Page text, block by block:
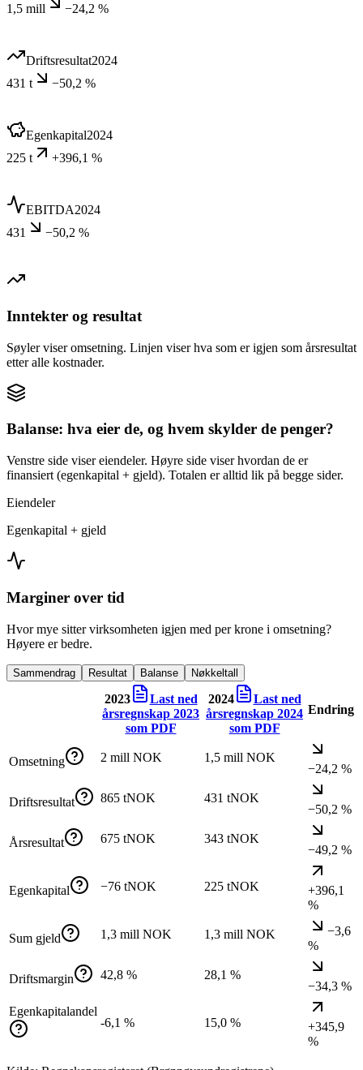
1,5 mill
−24,2 %
Driftsresultat2024
431 t
−50,2 %
Egenkapital2024
225 t
+396,1 %
EBITDA2024
431
−50,2 %
Inntekter og resultat
Søyler viser omsetning. Linjen viser hva som er igjen som årsresultat
etter alle kostnader.
Balanse: hva eier de, og hvem skylder de penger?
Venstre side viser eiendeler. Høyre side viser hvordan de er
finansiert (egenkapital + gjeld). Totalen er alltid lik på begge sider.
Eiendeler
Egenkapital + gjeld
Marginer over tid
Hvor mye sitter virksomheten igjen med per krone i omsetning?
Høyere er bedre.
Sammendrag Resultat Balanse Nøkkeltall
2023
Last ned
årsregnskap 2023
som PDF
2024
Last ned
årsregnskap 2024
som PDF
Endring
Omsetning 2 mill NOK
1,5 mill NOK
−24,2 %
Driftsresultat 865 tNOK
431 tNOK
−50,2 %
Årsresultat 675 tNOK
343 tNOK
−49,2 %
Egenkapital −76 tNOK 225 tNOK
+396,1
%
Sum gjeld 1,3 mill NOK 1,3 mill NOK
−3,6
%
Driftsmargin 42,8 %
28,1 %
−34,3 %
Egenkapitalandel
-6,1 %
15,0 %
+345,9
%